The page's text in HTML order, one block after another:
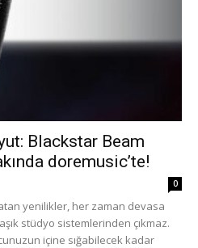
Blackstar Beam
doremusic’te!
0
yenilikler, her zaman devasa
stüdyo sistemlerinden çıkmaz.
içine sığabilecek kadar